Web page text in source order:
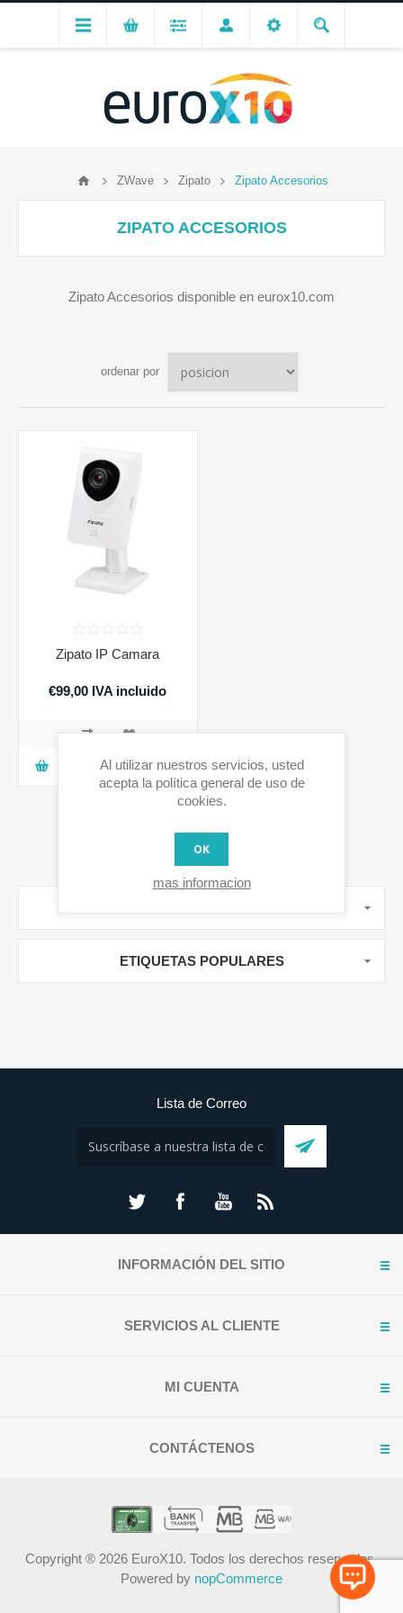
ZWave Zipato Zipato Accesorios
ZIPATO ACCESORIOS
Zipato Accesorios disponible en eurox10.com
ordenar por
Zipato IP Camara
€99,00 IVA incluido
AGREGAR A LA CESTA
ETIQUETAS POPULARES
Lista de Correo
INFORMACIÓN DEL SITIO
SERVICIOS AL CLIENTE
MI CUENTA
CONTÁCTENOS
Copyright ® 2026 EuroX10. Todos los derechos reservados.
Powered by nopCommerce
Al utilizar nuestros servicios, usted
acepta la política general de uso de
cookies.
OK
mas informacion